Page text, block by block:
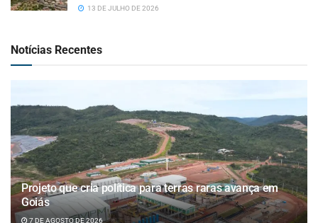
13 DE JULHO DE 2026
Notícias Recentes
Projeto que cria política para terras raras avança em
Goiás
7 DE AGOSTO DE 2026